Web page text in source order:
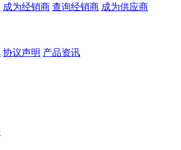
成为经销商 查询经销商 成为供应商
协议声明 产品资讯